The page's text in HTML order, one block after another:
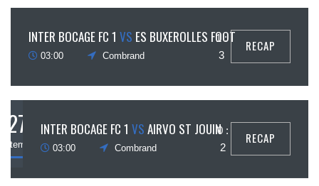
INTER BOCAGE FC 1 VS ES BUXEROLLES FOOT
03:00 Combrand
1 :
3
RECAP
27 INTER BOCAGE FC 1 VS AIRVO ST JOUIN
03:00 Combrand
0 :
2
RECAP